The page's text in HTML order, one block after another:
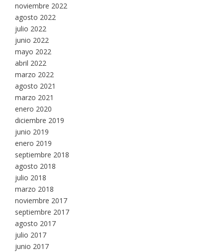
noviembre 2022
agosto 2022
julio 2022
junio 2022
mayo 2022
abril 2022
marzo 2022
agosto 2021
marzo 2021
enero 2020
diciembre 2019
junio 2019
enero 2019
septiembre 2018
agosto 2018
julio 2018
marzo 2018
noviembre 2017
septiembre 2017
agosto 2017
julio 2017
junio 2017